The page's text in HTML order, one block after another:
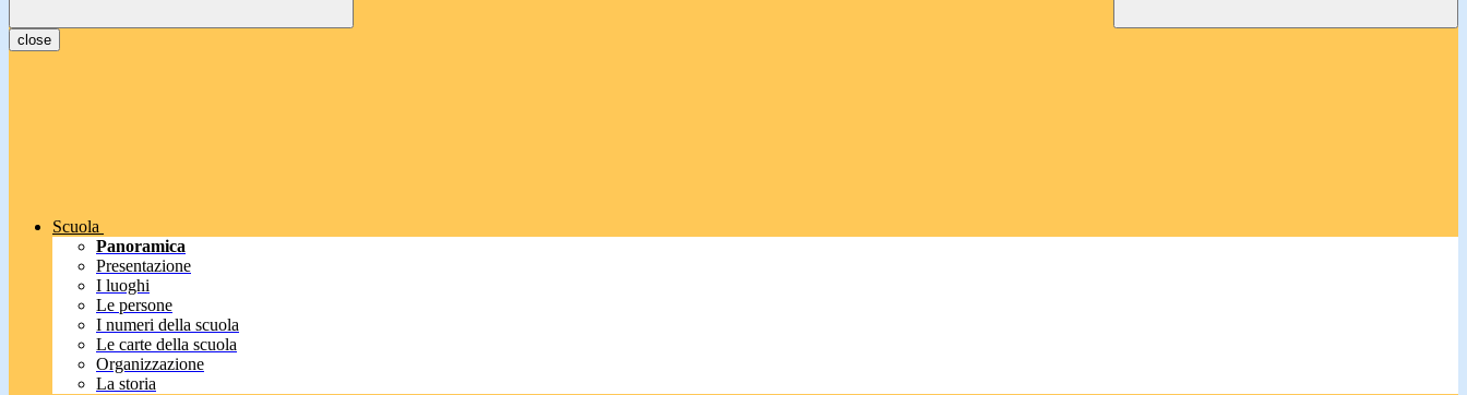
close
Scuola
Panoramica
Presentazione
I luoghi
Le persone
I numeri della scuola
Le carte della scuola
Organizzazione
La storia